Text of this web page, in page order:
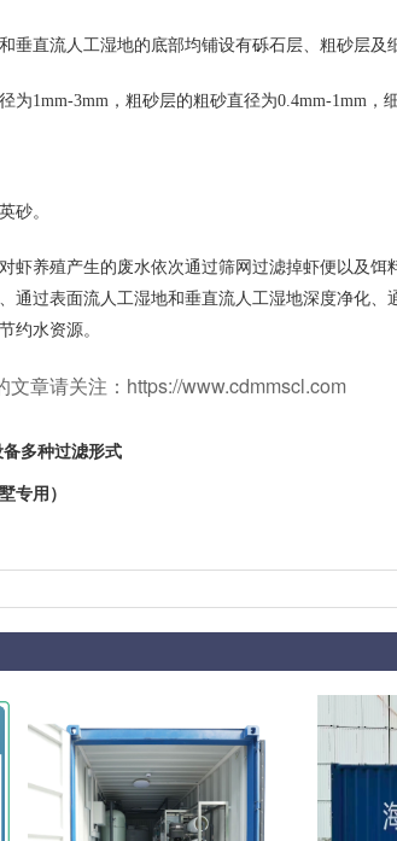
直流人工湿地的底部均铺设有砾石层、粗砂层及
3mm，粗砂层的粗砂直径为0.4mm-1mm，细
砂。
养殖产生的废水依次通过筛网过滤掉虾便以及饵
通过表面流人工湿地和垂直流人工湿地深度净化
约水资源。
文章请关注：https://www.cdmmscl.com
多种过滤形式
专用）